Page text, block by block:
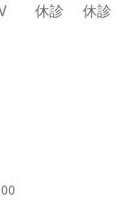
休診 休診